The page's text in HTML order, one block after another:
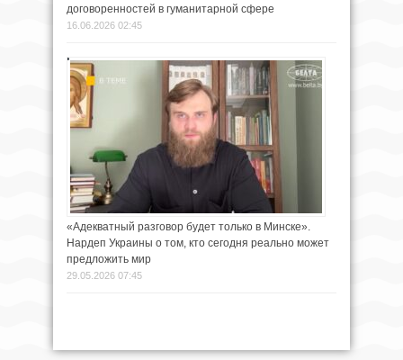
договоренностей в гуманитарной сфере
16.06.2026 02:45
«Адекватный разговор будет только в Минске».
Нардеп Украины о том, кто сегодня реально может
предложить мир
29.05.2026 07:45